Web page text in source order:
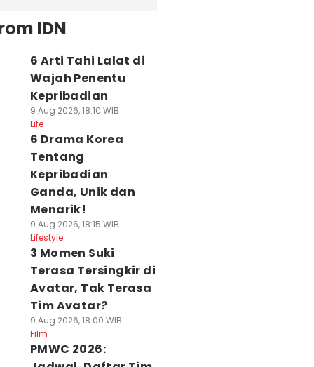
IDN
6 Arti Tahi Lalat di
Wajah Penentu
Kepribadian
9 Aug 2026, 18:10 WIB
Life
6 Drama Korea
Tentang
Kepribadian
Ganda, Unik dan
Menarik!
9 Aug 2026, 18:15 WIB
Lifestyle
3 Momen Suki
Terasa Tersingkir di
Avatar, Tak Terasa
Tim Avatar?
9 Aug 2026, 18:00 WIB
Film
PMWC 2026: